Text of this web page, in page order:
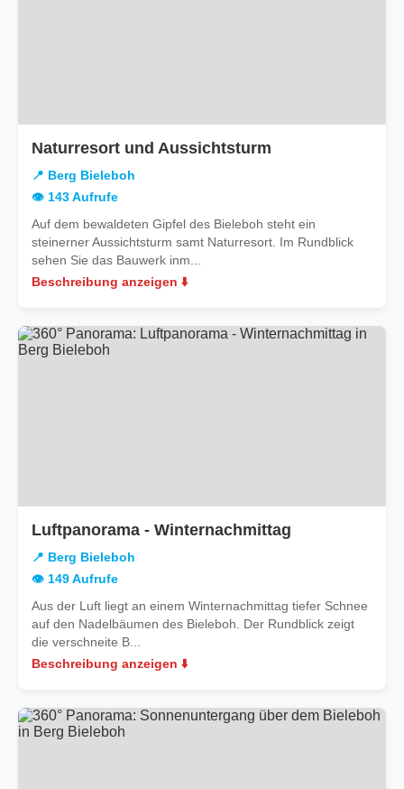
Naturresort und Aussichtsturm
📍 Berg Bieleboh
👁️ 143 Aufrufe
Auf dem bewaldeten Gipfel des Bieleboh steht ein
steinerner Aussichtsturm samt Naturresort. Im Rundblick
sehen Sie das Bauwerk inm...
Beschreibung anzeigen ⬇️
Luftpanorama - Winternachmittag
📍 Berg Bieleboh
👁️ 149 Aufrufe
Aus der Luft liegt an einem Winternachmittag tiefer Schnee
auf den Nadelbäumen des Bieleboh. Der Rundblick zeigt
die verschneite B...
Beschreibung anzeigen ⬇️